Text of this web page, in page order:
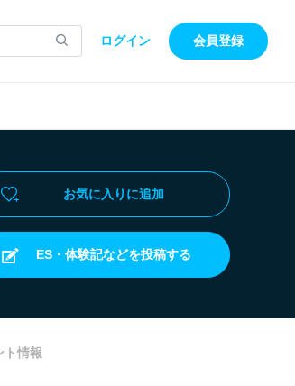
ログイン 会員登録
お気に入りに追加
ES・体験記などを投稿する
ト情報